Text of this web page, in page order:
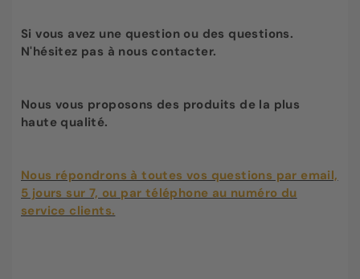
Si vous avez une question ou des questions.
N'hésitez pas à nous contacter.
Nous vous proposons des produits de la plus
haute qualité.
Nous répondrons à toutes vos questions par email,
5 jours sur 7, ou par téléphone au numéro du
service clients.